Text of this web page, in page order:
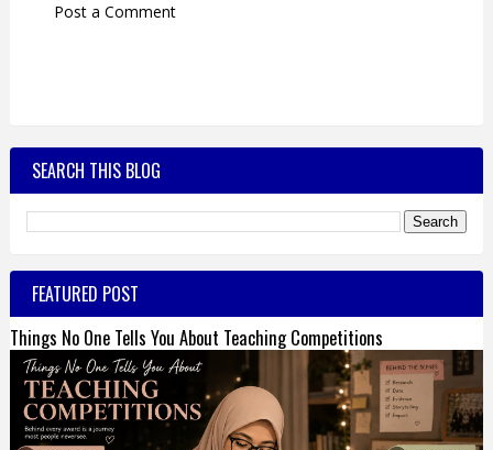
Post a Comment
SEARCH THIS BLOG
FEATURED POST
Things No One Tells You About Teaching Competitions